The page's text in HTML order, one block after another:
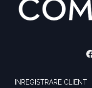
INREGISTRARE CLIENT